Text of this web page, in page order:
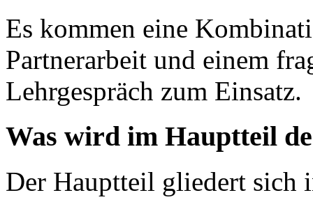
Es kommen eine
Partnerarbeit und einem
Lehrgespräch zum Einsatz.
Was wird im Hauptteil
Der Hauptteil gliedert sich